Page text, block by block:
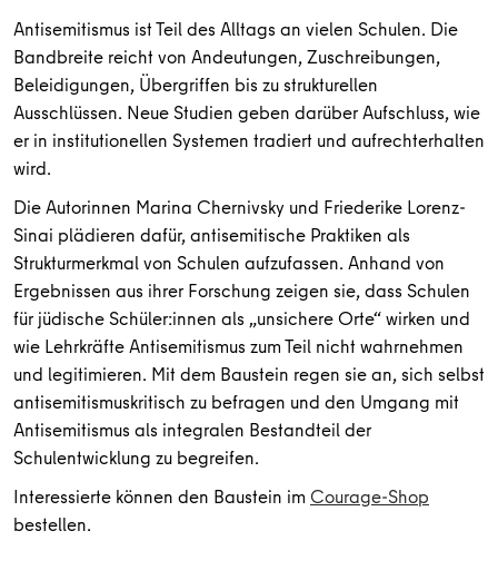
Antisemitismus ist Teil des Alltags an vielen Schulen. Die
Bandbreite reicht von Andeutungen, Zuschreibungen,
Beleidigungen, Übergriffen bis zu strukturellen
Ausschlüssen. Neue Studien geben darüber Aufschluss, wie
er in institutionellen Systemen tradiert und aufrechterhalten
wird.
Die Autorinnen Marina Chernivsky und Friederike Lorenz-
Sinai plädieren dafür, antisemitische Praktiken als
Strukturmerkmal von Schulen aufzufassen. Anhand von
Ergebnissen aus ihrer Forschung zeigen sie, dass Schulen
für jüdische Schüler:innen als „unsichere Orte“ wirken und
wie Lehrkräfte Antisemitismus zum Teil nicht wahrnehmen
und legitimieren. Mit dem Baustein regen sie an, sich selbst
antisemitismuskritisch zu befragen und den Umgang mit
Antisemitismus als integralen Bestandteil der
Schulentwicklung zu begreifen.
Interessierte können den Baustein im Courage-Shop
bestellen.